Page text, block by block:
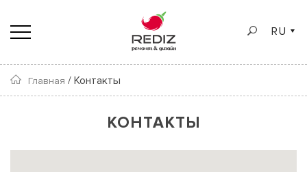
RU
Главная / Контакты
КОНТАКТЫ